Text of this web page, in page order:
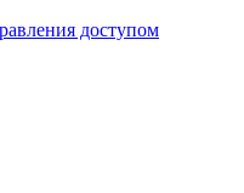
доступом